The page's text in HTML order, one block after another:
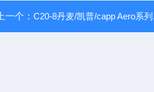
上一个：C20-8丹麦/凯普/capp Aero系列,八道可调